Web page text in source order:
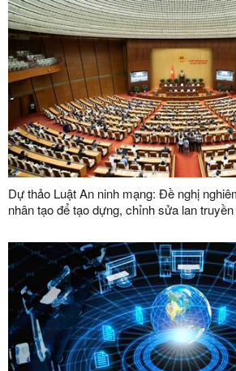
Dự thảo Luật An ninh mạng: Đề nghị
nhân tạo để tạo dựng, chỉnh sửa lan